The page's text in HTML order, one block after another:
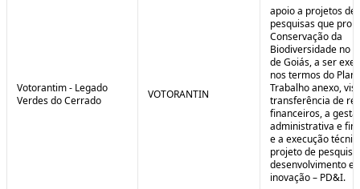
Votorantim - Legado
Verdes do Cerrado
VOTORANTIN
apoio a projetos de
pesquisas que
Conservação da
Biodiversidade no
de Goiás, a ser
nos termos do
Trabalho anexo,
transferência de
financeiros, a
administrativa e
e a execução
projeto de pesquisa,
desenvolvimento e
inovação – PD&I.